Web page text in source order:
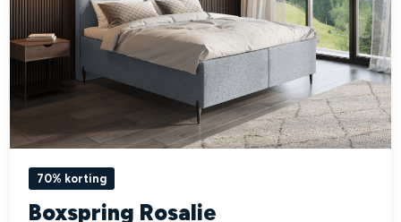
70% korting
Boxspring Rosalie